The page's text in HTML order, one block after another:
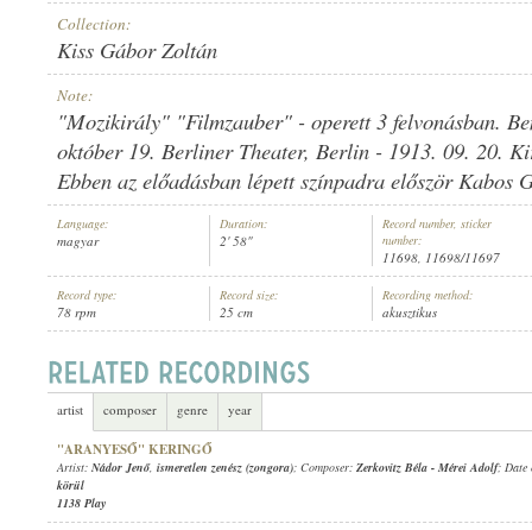
ARTIST: NÁDOR JENŐ SOÓS MARGIT ISMERETLEN ÉNEKKAR,ISMERETLEN
RECORD NUMBER: 11698
Collection:
Kiss Gábor Zoltán
Note:
"Mozikirály" "Filmzauber" - operett 3 felvonásban.
október 19. Berliner Theater, Berlin - 1913. 09. 20.
Ebben az előadásban lépett színpadra először Kabos
Language:
magyar
Duration:
2' 58"
Record number, sticker
number:
11698, 11698/11697
Record type:
78 rpm
Record size:
25 cm
Recording method:
akusztikus
artist composer genre year
"ARANYESŐ" KERINGŐ
Artist: Nádor Jenő, ismeretlen zenész (zongora); Composer: Zerkovitz Béla - Mérei Adolf;
körül
1138 Play